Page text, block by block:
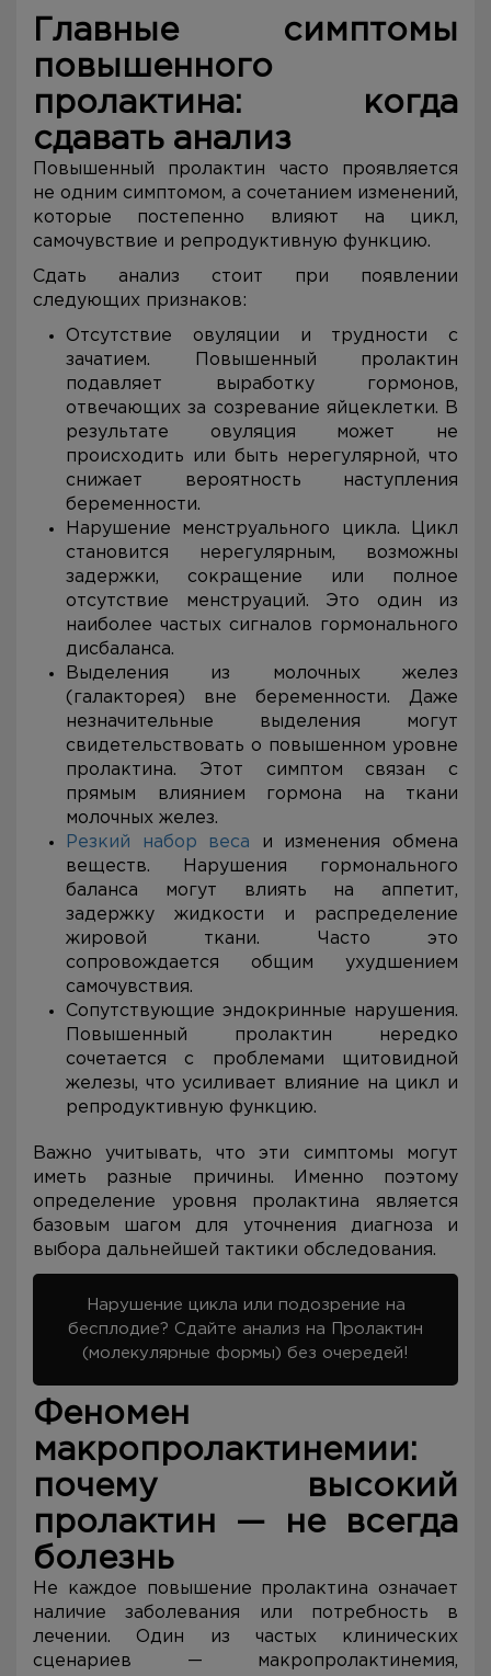
Главные симптомы
повышенного
пролактина: когда
сдавать анализ
Повышенный пролактин часто проявляется
не одним симптомом, а сочетанием изменений,
которые постепенно влияют на цикл,
самочувствие и репродуктивную функцию.
Сдать анализ стоит при появлении
следующих признаков:
Отсутствие овуляции и трудности с
зачатием. Повышенный пролактин
подавляет выработку гормонов,
отвечающих за созревание яйцеклетки. В
результате овуляция может не
происходить или быть нерегулярной, что
снижает вероятность наступления
беременности.
Нарушение менструального цикла. Цикл
становится нерегулярным, возможны
задержки, сокращение или полное
отсутствие менструаций. Это один из
наиболее частых сигналов гормонального
дисбаланса.
Выделения из молочных желез
(галакторея) вне беременности. Даже
незначительные выделения могут
свидетельствовать о повышенном уровне
пролактина. Этот симптом связан с
прямым влиянием гормона на ткани
молочных желез.
Резкий набор веса и изменения обмена
веществ. Нарушения гормонального
баланса могут влиять на аппетит,
задержку жидкости и распределение
жировой ткани. Часто это
сопровождается общим ухудшением
самочувствия.
Сопутствующие эндокринные нарушения.
Повышенный пролактин нередко
сочетается с проблемами щитовидной
железы, что усиливает влияние на цикл и
репродуктивную функцию.
Важно учитывать, что эти симптомы могут
иметь разные причины. Именно поэтому
определение уровня пролактина является
базовым шагом для уточнения диагноза и
выбора дальнейшей тактики обследования.
Нарушение цикла или подозрение на
бесплодие? Сдайте анализ на Пролактин
(молекулярные формы) без очередей!
Феномен
макропролактинемии:
почему высокий
пролактин — не всегда
болезнь
Не каждое повышение пролактина означает
наличие заболевания или потребность в
лечении. Один из частых клинических
сценариев — макропролактинемия,